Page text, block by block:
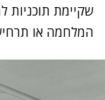
שקיימת
המלחמה או